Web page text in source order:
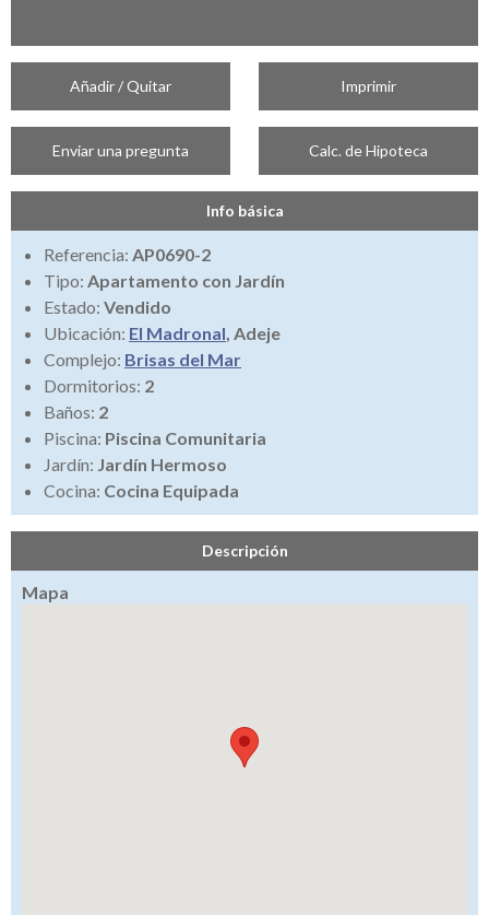
Añadir / Quitar Imprimir
Enviar una pregunta Calc. de Hipoteca
Info básica
Referencia: AP0690-2
Tipo: Apartamento con Jardín
Estado: Vendido
Ubicación: El Madronal, Adeje
Complejo: Brisas del Mar
Dormitorios: 2
Baños: 2
Piscina: Piscina Comunitaria
Jardín: Jardín Hermoso
Cocina: Cocina Equipada
Descripción
Mapa